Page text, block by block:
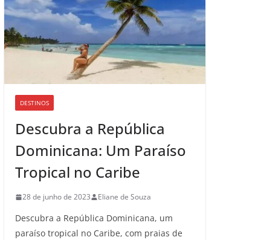
DESTINOS
Descubra a República
Dominicana: Um Paraíso
Tropical no Caribe
28 de junho de 2023 Eliane de Souza
Descubra a República Dominicana, um
paraíso tropical no Caribe, com praias de